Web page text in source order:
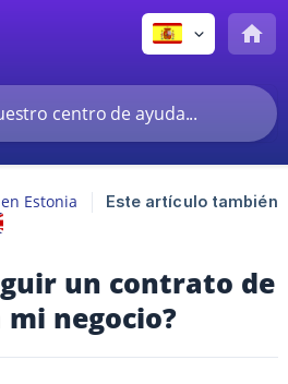
Estonia
Este artículo también
un contrato de
negocio?